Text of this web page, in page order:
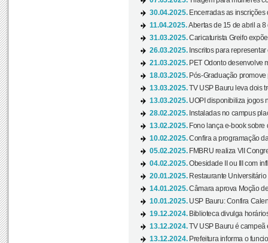
30.04.2025. Encerradas as inscrições
11.04.2025.Abertas de 15 de abril a
31.03.2025.Caricaturista Greifo
26.03.2025. Inscritos para
21.03.2025. PET Odonto desenvolve
18.03.2025. Pós-Graduação
13.03.2025.TV USP Bauru leva dois
13.03.2025. UOPI disponibiliza jogos
28.02.2025. Instaladas no campus
13.02.2025. Fono lança e-book sobre
10.02.2025.Confira a programação
05.02.2025. FMBRU realiza VII
04.02.2025.Obesidade II ou III com
20.01.2025. Restaurante
14.01.2025.Câmara aprova Moção
10.01.2025. USP Bauru: Confira
19.12.2024. Biblioteca divulga
13.12.2024.TV USP Bauru é campeã
13.12.2024. Prefeitura informa o